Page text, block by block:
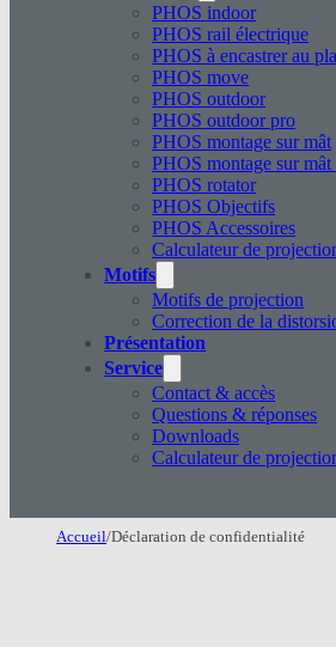
PHOS indoor
PHOS rail électrique
PHOS à encastrer au
PHOS move
PHOS outdoor
PHOS outdoor pro
PHOS montage sur mât
PHOS montage sur mât
PHOS rotator
PHOS Objectifs
PHOS Accessoires
Calculateur de
Motifs
Motifs de projection
Correction de la
Présentation
Service
Contact & accès
Questions & réponses
Downloads
Calculateur de
Accueil/Déclaration de confidentialité